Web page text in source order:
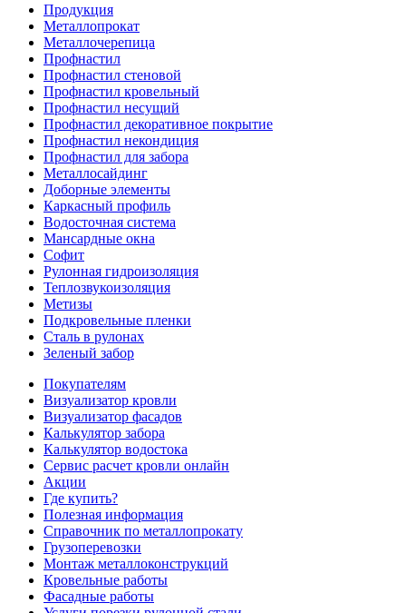
Продукция
Металлопрокат
Металлочерепица
Профнастил
Профнастил стеновой
Профнастил кровельный
Профнастил несущий
Профнастил декоративное покрытие
Профнастил некондиция
Профнастил для забора
Металлосайдинг
Доборные элементы
Каркасный профиль
Водосточная система
Мансардные окна
Софит
Рулонная гидроизоляция
Теплозвукоизоляция
Метизы
Подкровельные пленки
Сталь в рулонах
Зеленый забор
Покупателям
Визуализатор кровли
Визуализатор фасадов
Калькулятор забора
Калькулятор водостока
Сервис расчет кровли онлайн
Акции
Где купить?
Полезная информация
Справочник по металлопрокату
Грузоперевозки
Монтаж металлоконструкций
Кровельные работы
Фасадные работы